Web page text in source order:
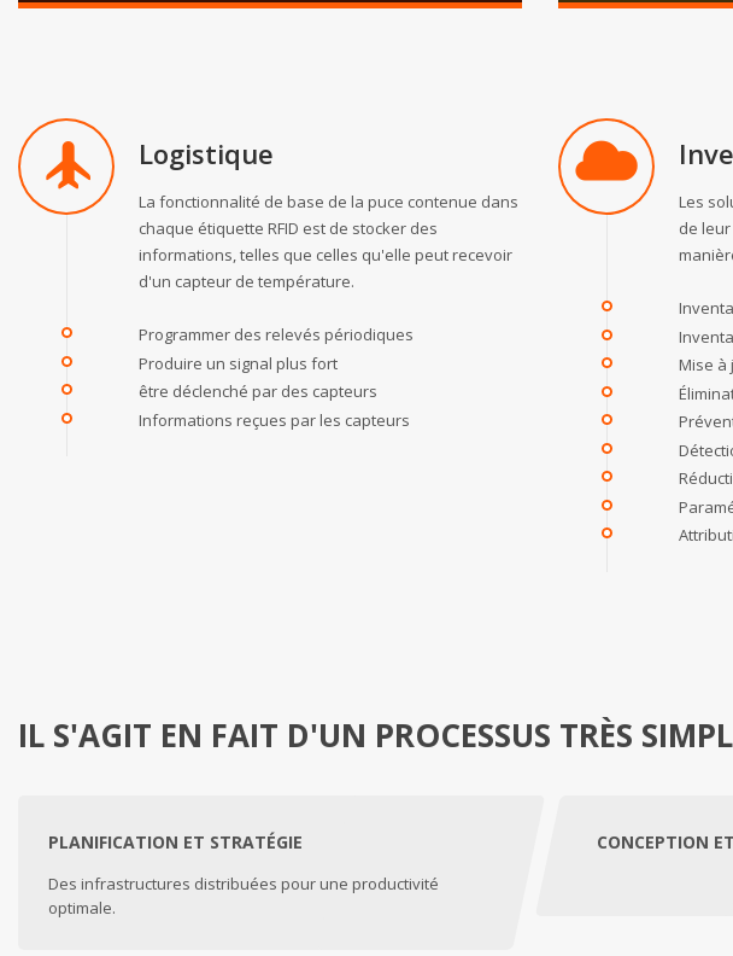
Logistique
La fonctionnalité de base de la puce contenue dans
chaque étiquette RFID est de stocker des
informations, telles que celles qu'elle peut recevoir
d'un capteur de température.
Programmer des relevés périodiques
Produire un signal plus fort
être déclenché par des capteurs
Informations reçues par les capteurs
Les
de
Mise à
IL S'AGIT EN FAIT D'UN PROCESSUS TRÈS
PLANIFICATION ET STRATÉGIE
Des infrastructures distribuées pour une productivité
optimale.
CONCEPTION